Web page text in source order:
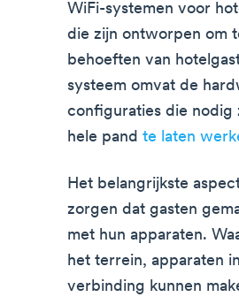
WiFi-systemen voor
die zijn ontworpen om
behoeften van
systeem omvat de
configuraties die nodig
hele pandte laten
Het belangrijkste
zorgen dat gasten
met hun apparaten.
het terrein, apparaten
verbinding kunnen